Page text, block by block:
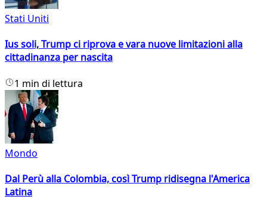
Stati Uniti
Ius soli, Trump ci riprova e vara nuove limitazioni alla
cittadinanza per nascita
1 min di lettura
Mondo
Dal Perù alla Colombia, così Trump ridisegna l'America
Latina